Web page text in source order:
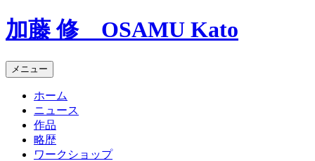
コ
ン
ン
ツ
加藤 修 OSAMU Kato
メニュー
ホーム
ニュース
作品
略歴
ワークショップ